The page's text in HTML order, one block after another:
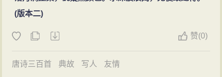
(版本二)
赞(0)
唐诗三百首 典故 写人 友情